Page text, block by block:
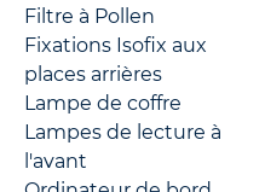
Filtre à Pollen
Fixations Isofix aux
places arrières
Lampe de coffre
Lampes de lecture à
l'avant